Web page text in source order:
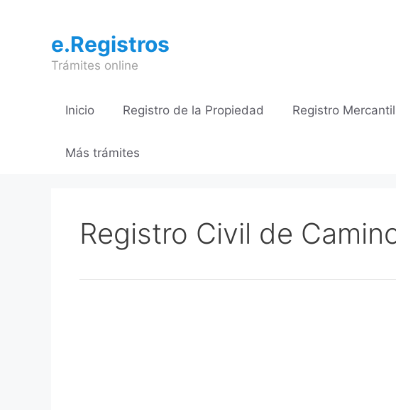
contenidoe.Registros
Trámites online
Inicio Registro de la Propiedad Registro Mercantil
Más trámites
Registro Civil de